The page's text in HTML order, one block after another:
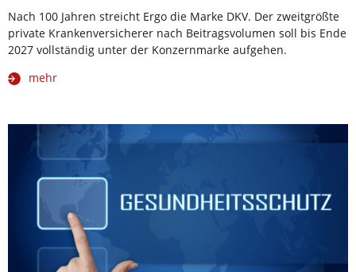
Nach 100 Jahren streicht Ergo die Marke DKV. Der zweitgrößte
private Krankenversicherer nach Beitragsvolumen soll bis Ende
2027 vollständig unter der Konzernmarke aufgehen.
mehr